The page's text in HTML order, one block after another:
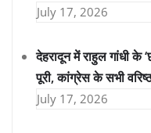
July 17, 2026
देहरादून में राहुल गांधी के
पूरी, कांग्रेस के सभी
July 17, 2026